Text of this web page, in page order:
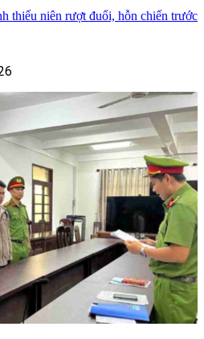
thiếu niên rượt đuổi, hỗn chiến trước